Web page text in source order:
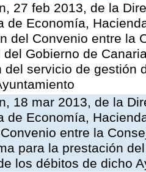
27 feb 2013, de la
de Economía,
del Convenio entre la
del Gobierno de
del servicio de gestión
18 mar 2013, de la
de Economía,
entre la
para la prestación
los débitos de dicho